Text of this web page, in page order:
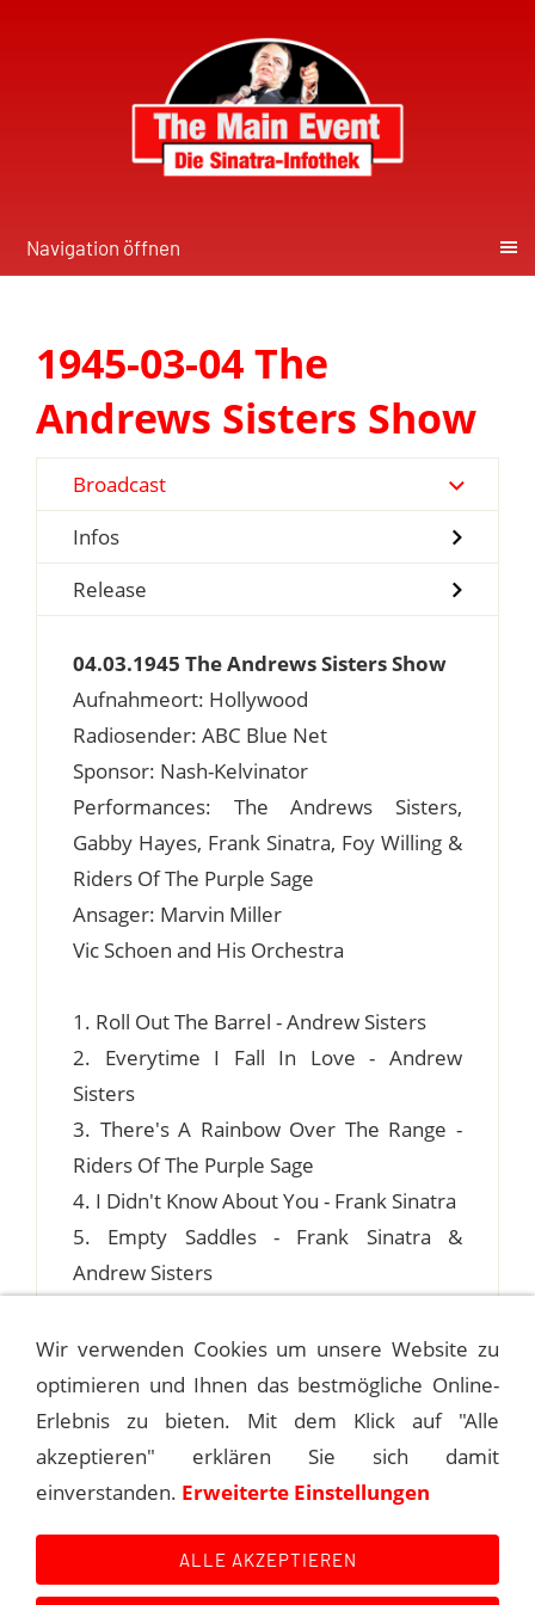
Navigation öffnen
1945-03-04 The
Andrews Sisters Show
Broadcast
Infos
Release
04.03.1945 The Andrews Sisters Show
Aufnahmeort: Hollywood
Radiosender: ABC Blue Net
Sponsor: Nash-Kelvinator
Performances: The Andrews Sisters,
Gabby Hayes, Frank Sinatra, Foy Willing &
Riders Of The Purple Sage
Ansager: Marvin Miller
Vic Schoen and His Orchestra
1. Roll Out The Barrel - Andrew Sisters
2. Everytime I Fall In Love - Andrew
Sisters
3. There's A Rainbow Over The Range -
Riders Of The Purple Sage
4. I Didn't Know About You - Frank Sinatra
5. Empty Saddles - Frank Sinatra &
Andrew Sisters
SHOW
1945-03-21 LET YOURSELF GO
Wir verwenden Cookies um unsere Website zu
optimieren und Ihnen das bestmögliche Online-
Erlebnis zu bieten. Mit dem Klick auf "Alle
akzeptieren" erklären Sie sich damit
einverstanden. Erweiterte Einstellungen
ALLE AKZEPTIEREN